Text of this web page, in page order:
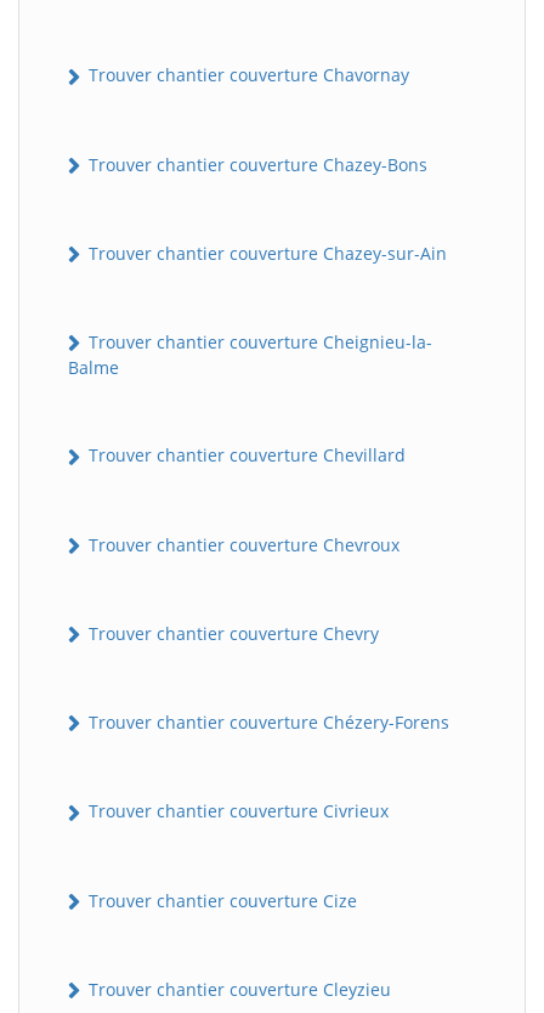
Trouver chantier couverture Chavornay
Trouver chantier couverture Chazey-Bons
Trouver chantier couverture Chazey-sur-Ain
Trouver chantier couverture Cheignieu-la-
Balme
Trouver chantier couverture Chevillard
Trouver chantier couverture Chevroux
Trouver chantier couverture Chevry
Trouver chantier couverture Chézery-Forens
Trouver chantier couverture Civrieux
Trouver chantier couverture Cize
Trouver chantier couverture Cleyzieu